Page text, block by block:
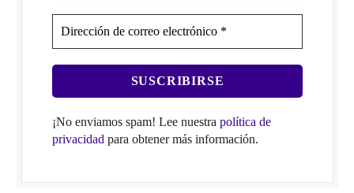
¡No enviamos spam! Lee nuestra política de
privacidadpara obtener más información.